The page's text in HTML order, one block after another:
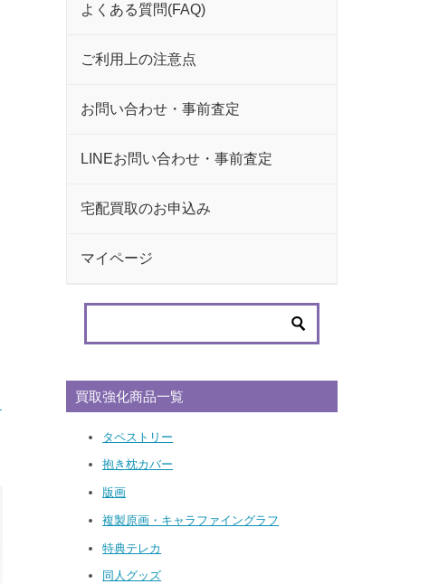
よくある質問(FAQ)
ご利用上の注意点
お問い合わせ・事前査定
LINEお問い合わせ・事前査定
宅配買取のお申込み
マイページ
買取強化商品一覧
タペストリー
抱き枕カバー
版画
複製原画・キャラファイングラフ
特典テレカ
同人グッズ